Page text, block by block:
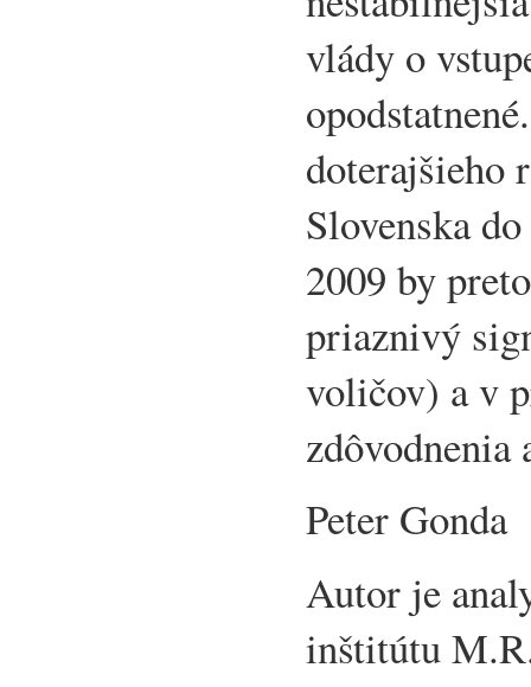
vlády o
doterajšieho
Slovenska
2009 by
priaznivý
voličov) a v
zdôvodnenia
Peter Gonda
Autor je
inštitútu